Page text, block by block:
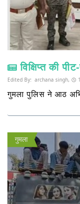
विक्षिप्त की
Edited By: archana singh,
गुमला पुलिस ने आठ
गुमला